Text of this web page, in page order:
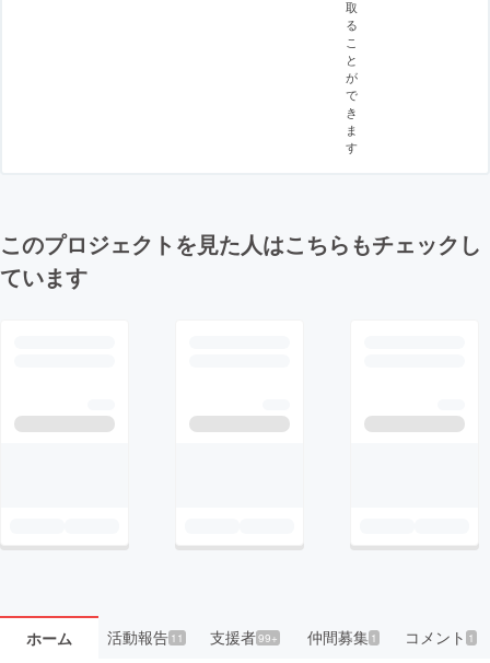
取
る
こ
と
が
で
き
ま
す
このプロジェクトを見た人はこちらもチェックし
ています
ホーム 活動報告11 支援者99+ 仲間募集 1 コメント 1